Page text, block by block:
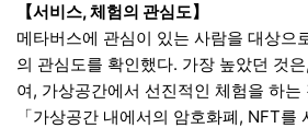
【서비스, 체험의 관심도】
메타버스에 관심이 있는 사람을 대상으
의 관심도를 확인했다. 가장 높았던 것
여, 가상공간에서 선진적인 체험을 하
「가상공간 내에서의 암호화폐, NFT를